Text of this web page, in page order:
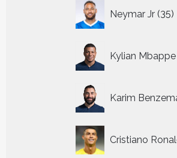
Neymar Jr 35
Kylian Mbappe
Karim
Cristiano